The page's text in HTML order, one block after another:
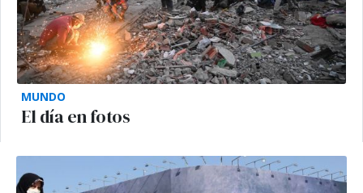
MUNDO
El día en fotos